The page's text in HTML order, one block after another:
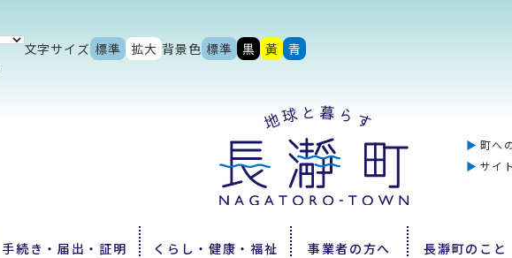
文字サイズ 標準 拡大 背景色 標準 黒 黃 青
町へ
サイ
手続き・届出・証明 くらし・健康・福祉 事業者の方へ 長瀞町のこと